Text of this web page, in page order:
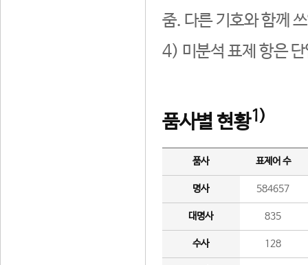
줌. 다른 기호와 함께
4) 미분석 표제 항은
품사별 현황1)
품사 표제어 수
명사 584657
대명사 835
수사 128